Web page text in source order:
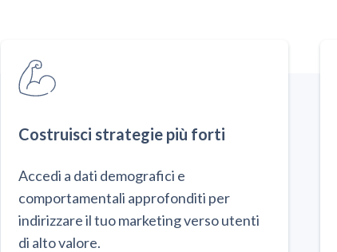
Costruisci strategie più forti
Accedi a dati demografici e
comportamentali approfonditi per
indirizzare il tuo marketing verso utenti
di alto valore.